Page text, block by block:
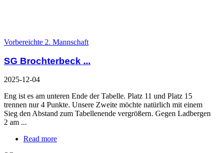
Vorbereichte 2. Mannschaft
SG Brochterbeck ...
2025-12-04
Eng ist es am unteren Ende der Tabelle. Platz 11 und Platz 15
trennen nur 4 Punkte. Unsere Zweite möchte natürlich mit einem
Sieg den Abstand zum Tabellenende vergrößern. Gegen Ladbergen
2 am ...
Read more